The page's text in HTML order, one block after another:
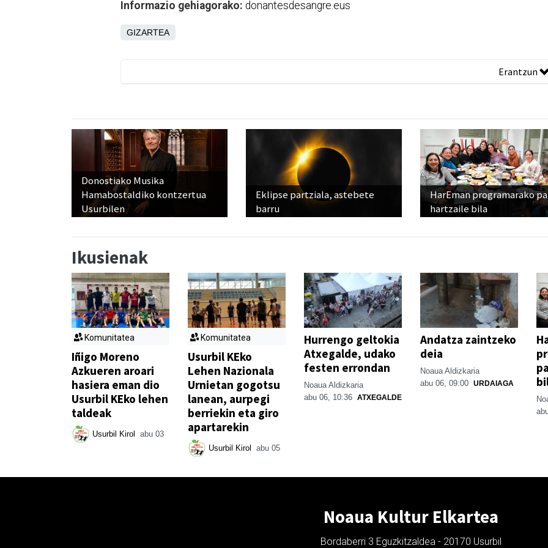
Informazio gehiagorako: donantesdesangre.eus
GIZARTEA
Erantzun
Donostiako Musika
Hamabostaldiko kontzertua
Usurbilen
Eklipse partziala, astebete
barru
HarEman programarako
hartzaile bila
Ikusienak
Komunitatea
Iñigo Moreno
Azkueren aroari
hasiera eman dio
Usurbil KEko lehen
taldeak
Usurbil Kirol abu 03
Komunitatea
Usurbil KEko
Lehen Nazionala
Urnietan gogotsu
lanean, aurpegi
berriekin eta giro
apartarekin
Usurbil Kirol abu 05
Hurrengo geltokia
Atxegalde, udako
festen errondan
Noaua Aldizkaria
abu 06, 10:36 ATXEGALDE
Andatza zaintzeko
deia
Noaua Aldizkaria
abu 06, 09:00 URDAIAGA
Noaua Kultur Elkartea
Bordaberri 3 Eguzkitzaldea - 20170 Usurbil